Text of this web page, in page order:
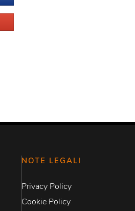
NOTE LEGALI
Privacy Policy
Cookie Policy